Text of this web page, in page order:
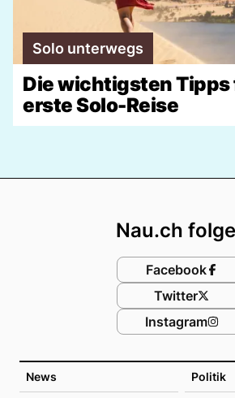
Solo unterwegs
Die wichtigsten Tipps
erste Solo-Reise
News Politik
Nau.ch
Facebook
Twitter
Instagram